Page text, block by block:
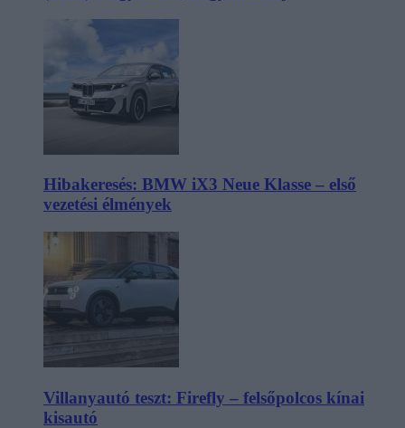
Hibakeresés: BMW iX3 Neue Klasse – első
vezetési élmények
Villanyautó teszt: Firefly – felsőpolcos kínai
kisautó